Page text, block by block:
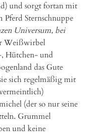
und sorgt fortan mit
Pferd Sternschnuppe
Universum, bei
Weißwirbel
Hütchen- und
das Gute
sich regelmäßig mit
(der so nur seine
Grummel
und keine